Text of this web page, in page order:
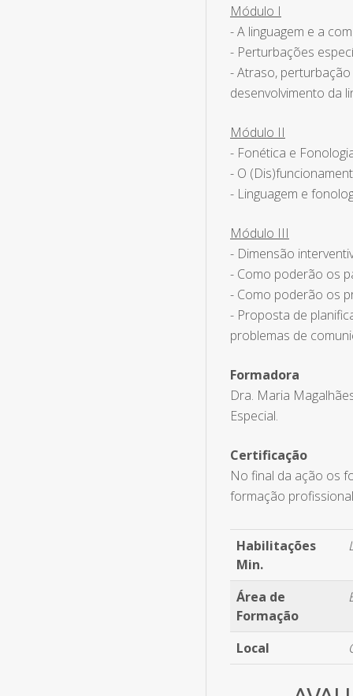
Módulo I
- A linguagem e a
- Perturbações
- Atraso,
desenvolvimento da
Módulo II
- Fonética e
- O
- Linguagem e
Módulo III
- Dimensão
- Como poderão os
- Como poderão os
- Proposta de
problemas de
Formadora
Dra. Maria
Especial.
Certificação
No final da ação os
formação
Habilitações
Min.
Área de
Formação
Local